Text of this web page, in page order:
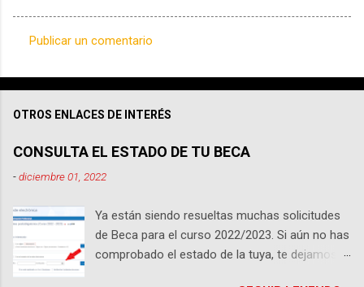
o
n
t
r
i
o
Publicar un comentario
OTROS ENLACES DE INTERÉS
CONSULTA EL ESTADO DE TU BECA
-diciembre 01, 2022
Ya están siendo resueltas muchas solicitudes
de Beca para el curso 2022/2023. Si aún no has
comprobado el estado de la tuya, te dejamos